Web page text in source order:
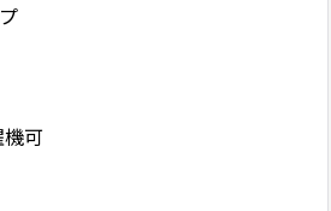
可